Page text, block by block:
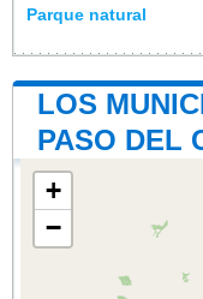
Parque natural
LOS
PASO DEL
+
−